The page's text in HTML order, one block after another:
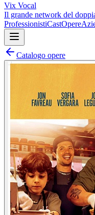
Vix Vocal
Il grande network del
ProfessionistiCastOpere
Catalogo opere